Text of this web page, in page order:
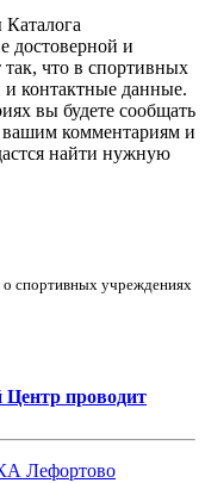
достоверной и
что в спортивных
и контактные данные.
вы будете сообщать
комментариям и
найти нужную
спортивных учреждениях
Центр проводит
Лефортово